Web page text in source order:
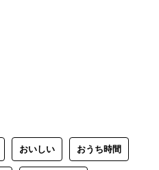
おいしい おうち時間